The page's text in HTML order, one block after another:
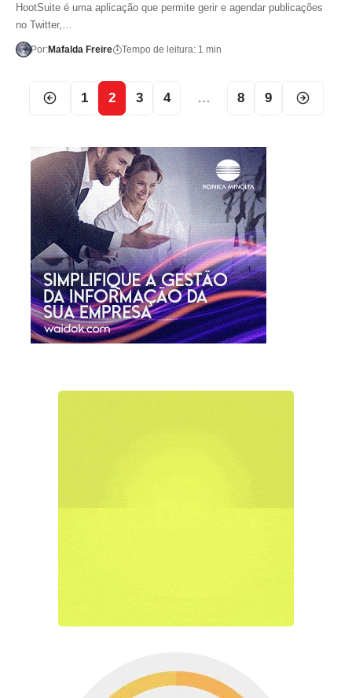
HootSuite é uma aplicação que permite gerir e agendar publicações
no Twitter,…
Por:Mafalda Freire Tempo de leitura: 1 min
1 2 3 4 … 8 9